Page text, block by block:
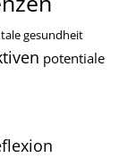
gesundheit
potentiale